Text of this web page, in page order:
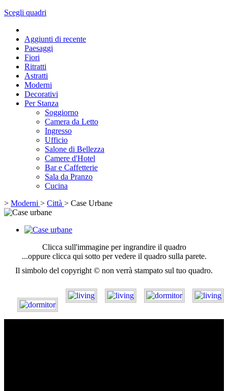
Scegli quadri
Aggiunti di recente
Paesaggi
Fiori
Ritratti
Astratti
Moderni
Decorativi
Per Stanza
Soggiorno
Camera da Letto
Ingresso
Ufficio
Salone di Bellezza
Camere d'Hotel
Bar e Caffetterie
Sala da Pranzo
Cucina
> Moderni > Città > Case Urbane
Clicca sull'immagine per ingrandire il quadro
...oppure clicca qui sotto per vedere il quadro sulla parete.
Il simbolo del copyright © non verrà stampato sul tuo quadro.